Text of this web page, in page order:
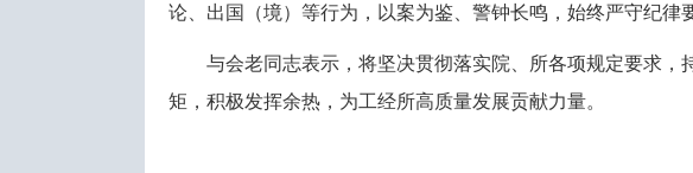
论、出国（境）等行为，以案为鉴、警钟长鸣，始终严守纪律
与会老同志表示，将坚决贯彻落实院、所各项规定要求，
矩，积极发挥余热，为工经所高质量发展贡献力量。